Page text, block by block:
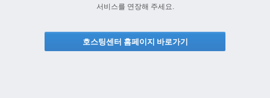
서비스를 연장해 주세요.
호스팅센터 홈페이지 바로가기